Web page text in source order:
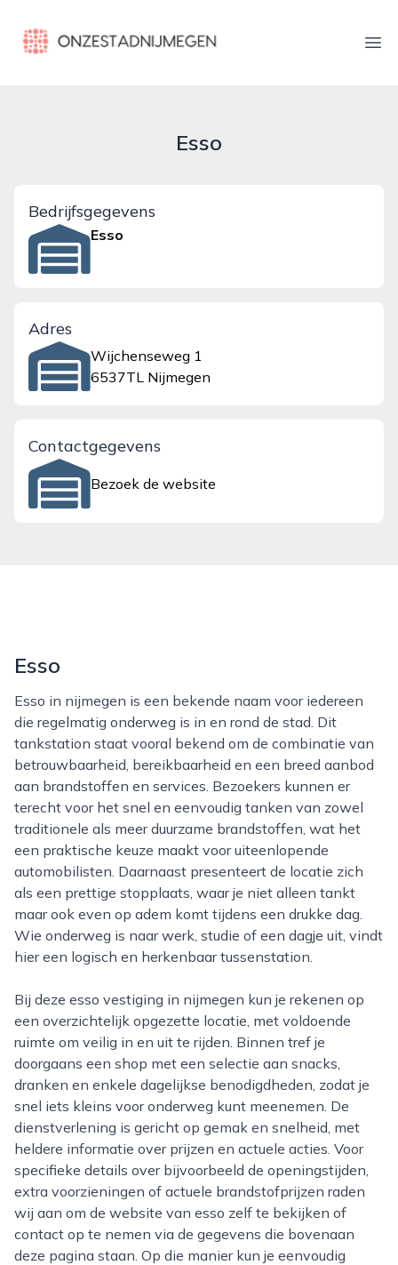
onzestadnijmegen.nl
Esso
Bedrijfsgegevens
Esso
Adres
Wijchenseweg 1
6537TL Nijmegen
Contactgegevens
Bezoek de website
Esso
Esso in nijmegen is een bekende naam voor iedereen
die regelmatig onderweg is in en rond de stad. Dit
tankstation staat vooral bekend om de combinatie van
betrouwbaarheid, bereikbaarheid en een breed aanbod
aan brandstoffen en services. Bezoekers kunnen er
terecht voor het snel en eenvoudig tanken van zowel
traditionele als meer duurzame brandstoffen, wat het
een praktische keuze maakt voor uiteenlopende
automobilisten. Daarnaast presenteert de locatie zich
als een prettige stopplaats, waar je niet alleen tankt
maar ook even op adem komt tijdens een drukke dag.
Wie onderweg is naar werk, studie of een dagje uit, vindt
hier een logisch en herkenbaar tussenstation.
Bij deze esso vestiging in nijmegen kun je rekenen op
een overzichtelijk opgezette locatie, met voldoende
ruimte om veilig in en uit te rijden. Binnen tref je
doorgaans een shop met een selectie aan snacks,
dranken en enkele dagelijkse benodigdheden, zodat je
snel iets kleins voor onderweg kunt meenemen. De
dienstverlening is gericht op gemak en snelheid, met
heldere informatie over prijzen en actuele acties. Voor
specifieke details over bijvoorbeeld de openingstijden,
extra voorzieningen of actuele brandstofprijzen raden
wij aan om de website van esso zelf te bekijken of
contact op te nemen via de gegevens die bovenaan
deze pagina staan. Op die manier kun je eenvoudig